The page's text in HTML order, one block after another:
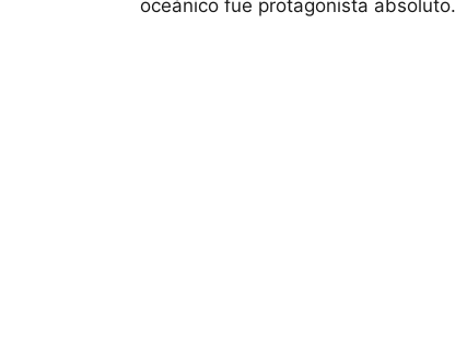
oceánico fue protagonista absoluto.